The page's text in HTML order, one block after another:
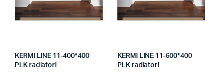
KERMI LINE 11-400*400
PLK radiatori
KERMI LINE 11-600*400
PLK radiatori